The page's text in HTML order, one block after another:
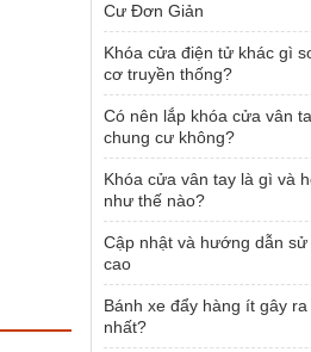
Cư Đơn Giản
Khóa cửa điện tử khác gì
cơ truyền thống?
Có nên lắp khóa cửa vân
chung cư không?
Khóa cửa vân tay là gì và
như thế nào?
Cập nhật và hướng dẫn sử
cao
Bánh xe đẩy hàng ít gây ra
nhất?